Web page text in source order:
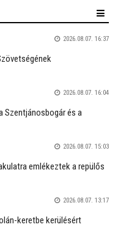
2026.08.07. 16:37
2026.08.07. 16:04
Szentjánosbogár és a
2026.08.07. 15:03
emlékeztek a repülős
2026.08.07. 13:17
keretbe kerülésért